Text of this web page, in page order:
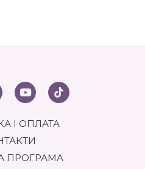
І ОПЛАТА
ПРОГРАМА